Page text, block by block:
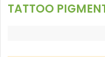
TATTOO